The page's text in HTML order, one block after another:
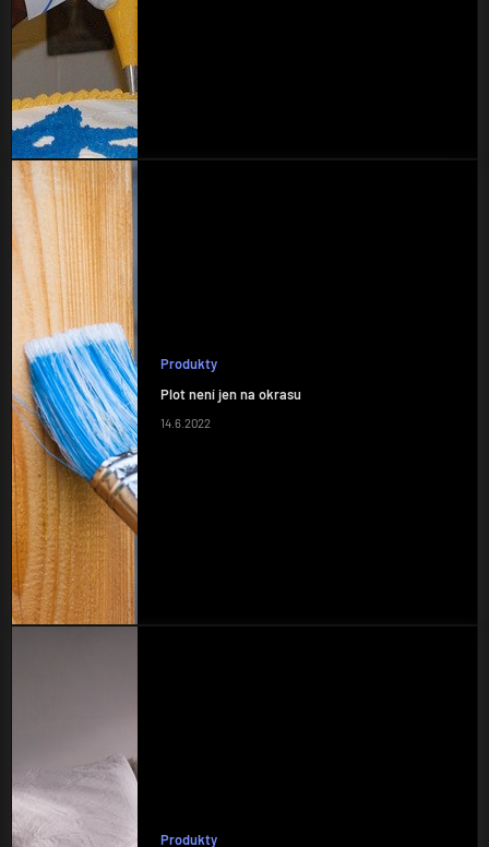
Produkty
Plot není jen na okrasu
14.6.2022
Produkty